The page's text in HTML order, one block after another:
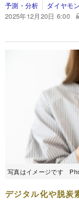
予測・分析
ダイヤモ
2025年12月20日 6:00
写真はイメージです
デジタル化や脱炭